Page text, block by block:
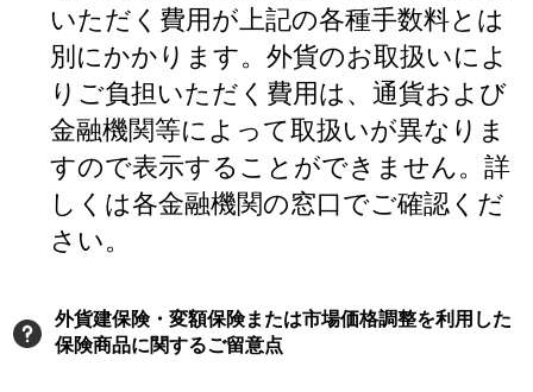
いただく費用が上記の各種手数料とは
別にかかります。外貨のお取扱いによ
りご負担いただく費用は、通貨および
金融機関等によって取扱いが異なりま
すので表示することができません。詳
しくは各金融機関の窓口でご確認くだ
さい。
外貨建保険・変額保険または市場価格調整を利用した
保険商品に関するご留意点